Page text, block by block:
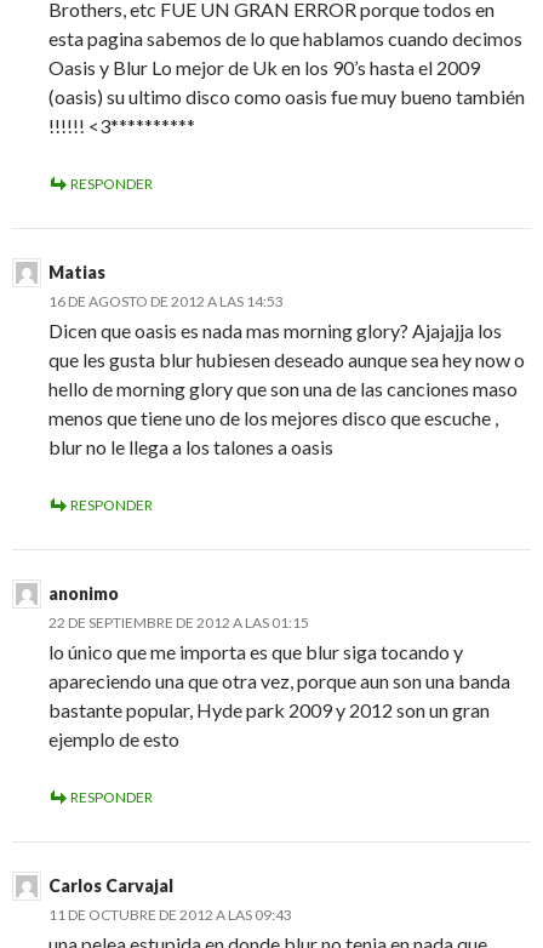
Brothers, etc FUE UN GRAN ERROR porque todos en
esta pagina sabemos de lo que hablamos cuando decimos
Oasis y Blur Lo mejor de Uk en los 90’s hasta el 2009
(oasis) su ultimo disco como oasis fue muy bueno también
!!!!!! <3**********
RESPONDER
Matias
16 DE AGOSTO DE 2012 A LAS 14:53
Dicen que oasis es nada mas morning glory? Ajajajja los
que les gusta blur hubiesen deseado aunque sea hey now o
hello de morning glory que son una de las canciones maso
menos que tiene uno de los mejores disco que escuche ,
blur no le llega a los talones a oasis
RESPONDER
anonimo
22 DE SEPTIEMBRE DE 2012 A LAS 01:15
lo único que me importa es que blur siga tocando y
apareciendo una que otra vez, porque aun son una banda
bastante popular, Hyde park 2009 y 2012 son un gran
ejemplo de esto
RESPONDER
Carlos Carvajal
11 DE OCTUBRE DE 2012 A LAS 09:43